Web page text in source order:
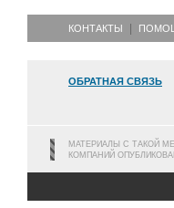
КОНТАКТЫ
ОБРАТНАЯ СВЯЗЬ
МАТЕРИАЛЫ С ТАКОЙ
КОМПАНИЙ